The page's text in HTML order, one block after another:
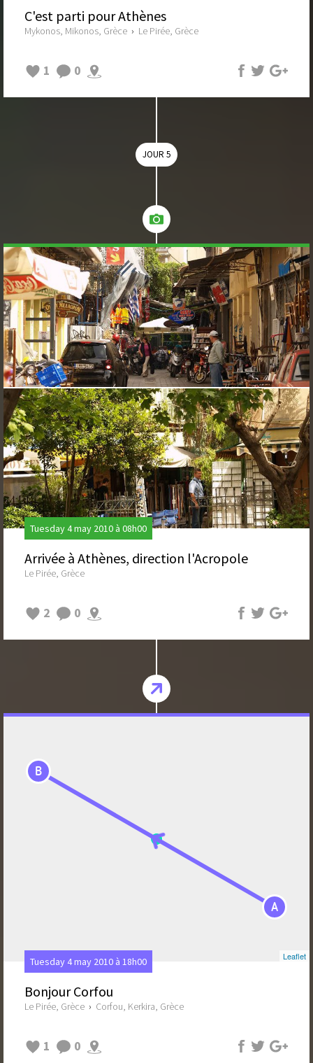
C'est parti pour Athènes
Mykonos, Mikonos, Grèce › Le Pirée, Grèce
1 0
JOUR 5
Tuesday 4 may 2010 à 08h00
Arrivée à Athènes, direction l'Acropole
Le Pirée, Grèce
2 0
A
B
Leaflet
Tuesday 4 may 2010 à 18h00
Bonjour Corfou
Le Pirée, Grèce › Corfou, Kerkira, Grèce
1 0